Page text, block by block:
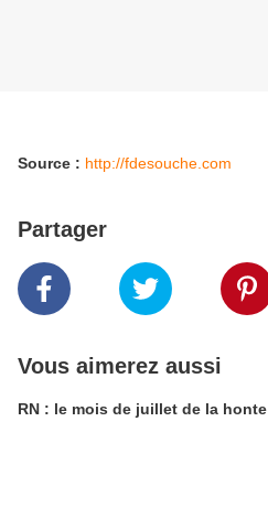
Source : http://fdesouche.com
Partager
Vous aimerez aussi
RN : le mois de juillet de la honte